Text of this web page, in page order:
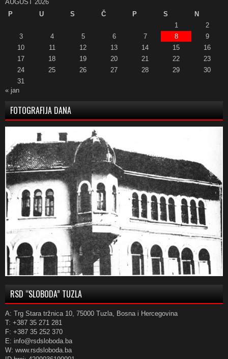
AUGUST 2026
P
U S Č P S
N
1
2
3
4 5 6 7 8
9
10
11 12 13 14 15
16
17
18 19 20 21 22
23
24
25 26 27 28 29
30
31
« jan
FOTOGRAFIJA DANA
RSD “SLOBODA” TUZLA
A: Trg Stara tržnica 10, 75000 Tuzla, Bosna i Hercegovina
T: +387 35 271 281
F: +387 35 252 370
E: info@rsdsloboda.ba
W: www.rsdsloboda.ba